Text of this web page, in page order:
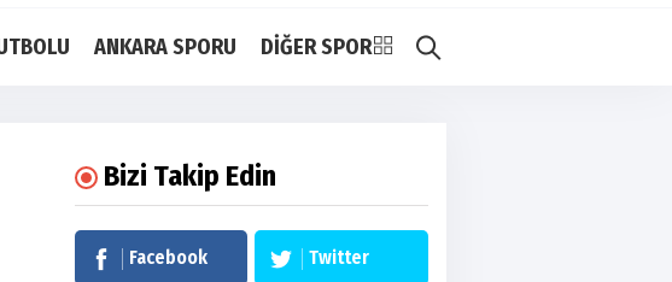
ANKARA SPORU DİĞER SPOR
Bizi Takip Edin
Facebook Twitter